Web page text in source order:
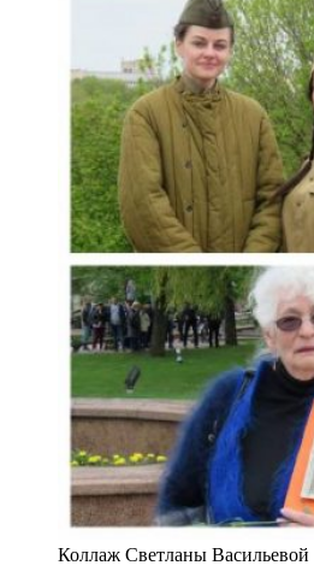
Коллаж Светланы Васильевой